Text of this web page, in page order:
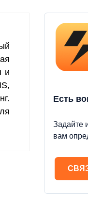
и
Есть
Задайте
вам